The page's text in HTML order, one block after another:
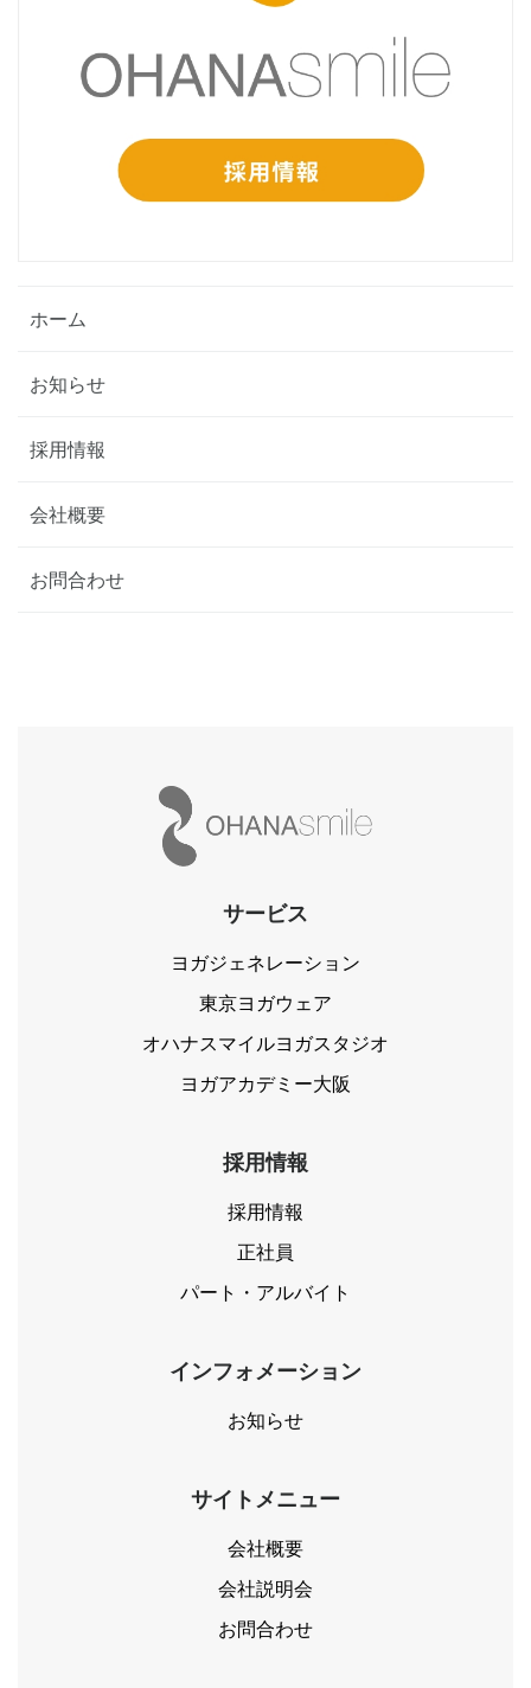
ホーム
お知らせ
採用情報
会社概要
お問合わせ
サービス
ヨガジェネレーション
東京ヨガウェア
オハナスマイルヨガスタジオ
ヨガアカデミー大阪
採用情報
採用情報
正社員
パート・アルバイト
インフォメーション
お知らせ
サイトメニュー
会社概要
会社説明会
お問合わせ